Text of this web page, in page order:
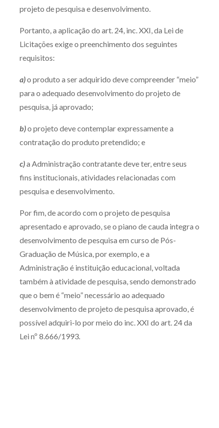
projeto de pesquisa e desenvolvimento.
Portanto, a aplicação do art. 24, inc. XXI, da Lei de
Licitações exige o preenchimento dos seguintes
requisitos:
a)o produto a ser adquirido deve compreender “meio”
para o adequado desenvolvimento do projeto de
pesquisa, já aprovado;
b)o projeto deve contemplar expressamente a
contratação do produto pretendido; e
c)a Administração contratante deve ter, entre seus
fins institucionais, atividades relacionadas com
pesquisa e desenvolvimento.
Por fim, de acordo com o projeto de pesquisa
apresentado e aprovado, se o piano de cauda integra o
desenvolvimento de pesquisa em curso de Pós-
Graduação de Música, por exemplo, e a
Administração é instituição educacional, voltada
também à atividade de pesquisa, sendo demonstrado
que o bem é “meio” necessário ao adequado
desenvolvimento de projeto de pesquisa aprovado, é
possível adquiri-lo por meio do inc. XXI do art. 24 da
Lei nº 8.666/1993.